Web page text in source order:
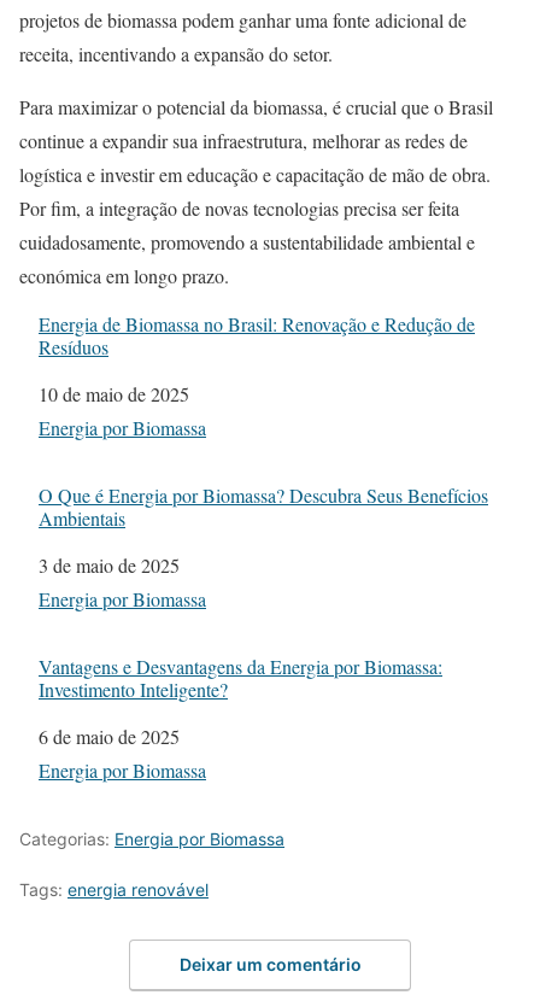
projetos de biomassa podem ganhar uma fonte adicional de
receita, incentivando a expansão do setor.
Para maximizar o potencial da biomassa, é crucial que o Brasil
continue a expandir sua infraestrutura, melhorar as redes de
logística e investir em educação e capacitação de mão de obra.
Por fim, a integração de novas tecnologias precisa ser feita
cuidadosamente, promovendo a sustentabilidade ambiental e
económica em longo prazo.
Energia de Biomassa no Brasil: Renovação e Redução de
Resíduos
Data
10 de maio de 2025
Em relação a
Energia por Biomassa
O Que é Energia por Biomassa? Descubra Seus Benefícios
Ambientais
Data
3 de maio de 2025
Em relação a
Energia por Biomassa
Vantagens e Desvantagens da Energia por Biomassa:
Investimento Inteligente?
Data
6 de maio de 2025
Em relação a
Energia por Biomassa
Categorias: Energia por Biomassa
Tags: energia renovável
Deixar um comentário